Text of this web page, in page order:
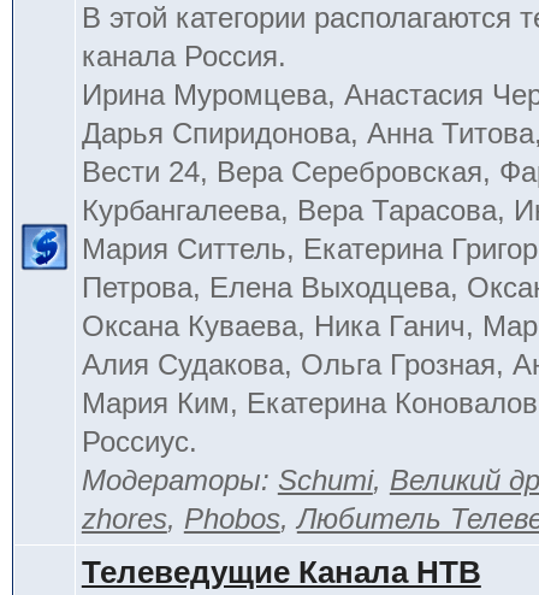
В этой категории располагаются
канала Россия.
Ирина Муромцева, Анастасия
Дарья Спиридонова, Анна
Вести 24, Вера Серебровская,
Курбангалеева, Вера Тарасова,
Мария Ситтель, Екатерина
Петрова, Елена Выходцева,
Оксана Куваева, Ника Ганич,
Алия Судакова, Ольга Грозная,
Мария Ким, Екатерина
Россиус.
Модераторы: Schumi, Великий
zhores, Phobos,Любитель
Телеведущие Канала НТВ